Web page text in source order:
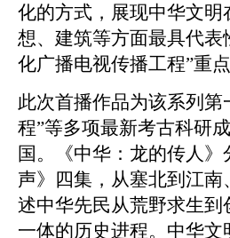
化的方式，展现中华文
想、建筑等方面最具代
化广播电视传播工程”重
此次首播作品为该系列
程”等多项最新考古科研
国。《中华：龙的传人
声》四集，从塞北到江
述中华先民从荒野求生
一体的历史进程。中华